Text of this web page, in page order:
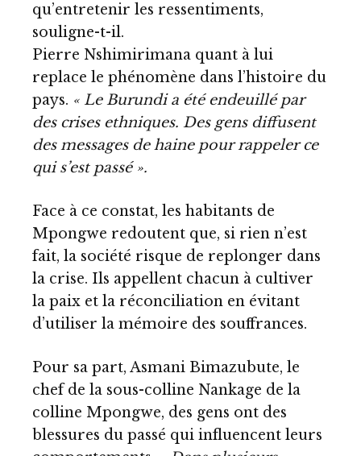
qu’entretenir les ressentiments,
souligne-t-il.
Pierre Nshimirimana quant à lui
replace le phénomène dans l’histoire du
pays. « Le Burundi a été endeuillé par
des crises ethniques. Des gens diffusent
des messages de haine pour rappeler ce
qui s’est passé ».
Face à ce constat, les habitants de
Mpongwe redoutent que, si rien n’est
fait, la société risque de replonger dans
la crise. Ils appellent chacun à cultiver
la paix et la réconciliation en évitant
d’utiliser la mémoire des souffrances.
Pour sa part, Asmani Bimazubute, le
chef de la sous-colline Nankage de la
colline Mpongwe, des gens ont des
blessures du passé qui influencent leurs